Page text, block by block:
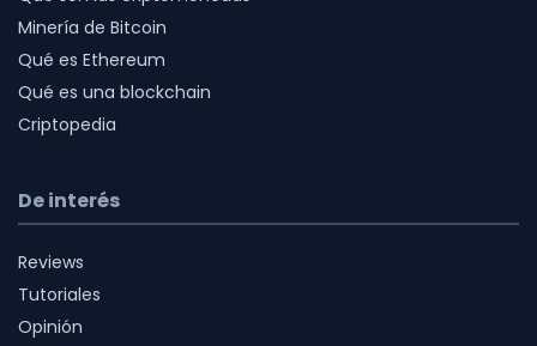
Minería de Bitcoin
Qué es Ethereum
Qué es una blockchain
Criptopedia
De interés
Reviews
Tutoriales
Opinión